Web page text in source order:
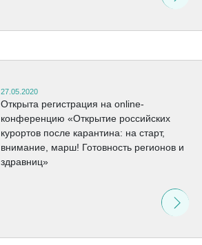
27.05.2020
Открыта регистрация на online-
конференцию «Открытие российских
курортов после карантина: на старт,
внимание, марш! Готовность регионов и
здравниц»